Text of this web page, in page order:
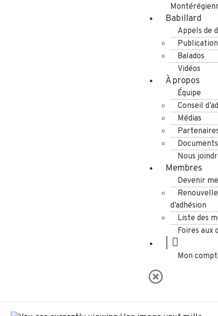
Babillard
Appels de
Balados
Vidéos
À propos
Équipe
Conseil
Médias
Documents
Nous
Membres
Devenir
d’adhésion
Liste des
Foires aux
Mon